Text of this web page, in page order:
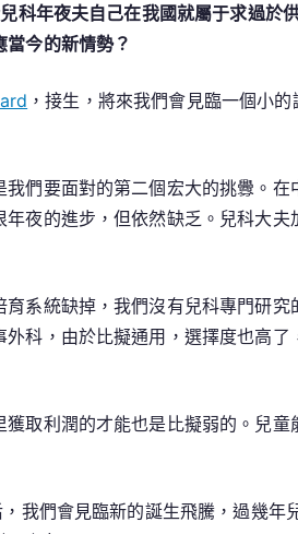
科年夜夫自己在我國就屬于求過於
今的新情勢？
，接生，將來我們會見臨一個小
們要面對的第二個宏大的挑釁。在
夜的進步，但依然缺乏。兒科大夫
系統缺掉，我們沒有兒科專門研究
科，由於比擬通用，選擇度也高了
取利潤的才能也是比擬弱的。兒童
我們會見臨新的誕生飛騰，過幾年